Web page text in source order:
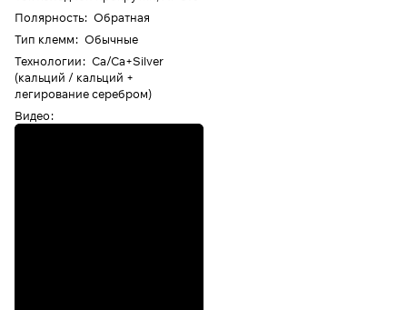
Полярность: Обратная
Тип клемм: Обычные
Технологии: Ca/Ca+Silver
(кальций / кальций +
легирование серебром)
Видео: